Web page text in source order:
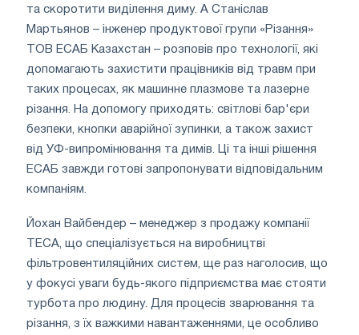
та скоротити виділення диму. А Станіслав
Мартьянов – інженер продуктової групи «Різання»
ТОВ ЕСАБ Казахстан – розповів про технології, які
допомагають захистити працівників від травм при
таких процесах, як машинне плазмове та лазерне
різання. На допомогу приходять: світлові бар'єри
безпеки, кнопки аварійної зупинки, а також захист
від УФ-випромінювання та димів. Ці та інші рішення
ЕСАБ завжди готові запропонувати відповідальним
компаніям.
Йохан Вайбендер – менеджер з продажу компанії
TECA, що спеціалізується на виробництві
фільтровентиляційних систем, ще раз наголосив, що
у фокусі уваги будь-якого підприємства має стояти
турбота про людину. Для процесів зварювання та
різання, з їх важкими навантаженнями, це особливо